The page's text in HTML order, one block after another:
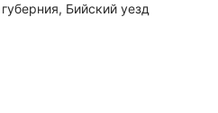
Бийский уезд